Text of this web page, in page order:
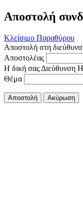
Αποστολή
Κλείσιμο Παραθύρου
Αποστολή στη
Αποστολέας
Η δική σας Διεύθυνση
Θέμα
Αποστολή Ακύρωση